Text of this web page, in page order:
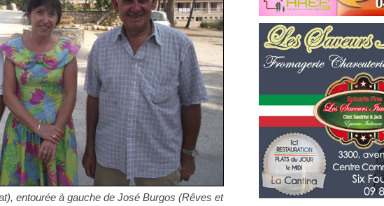
entourée à gauche de José Burgos (Rêves et